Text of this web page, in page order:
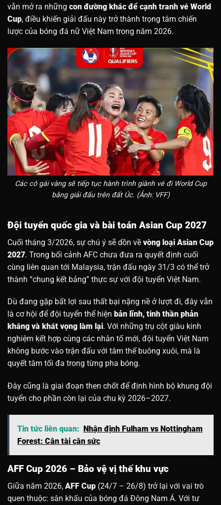
vẫn mở ra những con đường khác để cạnh tranh vé World
Cup, điều khiến giải đấu này trở thành trọng tâm chiến
lược của bóng đá nữ Việt Nam trong năm 2026.
Các cô gái vàng sẽ tiếp tục hành trình giành vé đi World Cup
bằng giải đấu trên đất Úc. (Ảnh: VFF)
Đội tuyển quốc gia và bài toán Asian Cup 2027
Cuối tháng 3/2026, sự chú ý sẽ dồn về vòng loại Asian Cup
2027. Trong bối cảnh AFC chưa đưa ra quyết định cuối
cùng liên quan tới Malaysia, trận đấu ngày 31/3 có thể trở
thành “chung kết bảng” thực sự với đội tuyển Việt Nam.
Dù đang gặp bất lợi sau thất bại nặng nề ở lượt đi, đây vẫn
là cơ hội để đội tuyển thể hiện bản lĩnh, tinh thần phản
kháng và khát vọng làm lại. Với những trụ cột giàu kinh
nghiệm kết hợp cùng các nhân tố mới, đội tuyển Việt Nam
không bước vào trận đấu với tâm thế buông xuôi, mà là
quyết tâm tối đa trong từng pha bóng.
Đây cũng là giai đoạn then chốt để định hình bộ khung đội
tuyển cho phần còn lại của chu kỳ 2026–2027.
Tin tức liên quan: Nhận định Fulham vs Nottingham
Forest: Cân tài cân sức
AFF Cup 2026 – Bảo vệ vị thế khu vực
Giữa năm 2026, AFF Cup (24/7 – 26/8) trở lại với vai trò
quen thuộc: sân khấu của bóng đá Đông Nam Á. Với tư